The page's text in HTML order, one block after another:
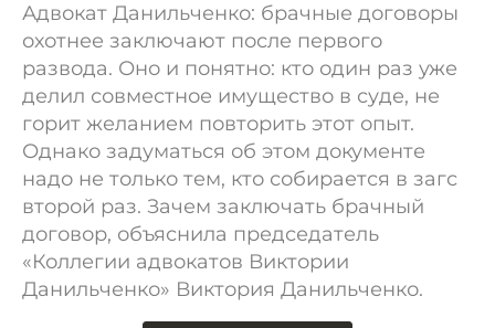
Адвокат Данильченко: брачные договоры
охотнее заключают после первого
развода. Оно и понятно: кто один раз уже
делил совместное имущество в суде, не
горит желанием повторить этот опыт.
Однако задуматься об этом документе
надо не только тем, кто собирается в загс
второй раз. Зачем заключать брачный
договор, объяснила председатель
«Коллегии адвокатов Виктории
Данильченко» Виктория Данильченко.